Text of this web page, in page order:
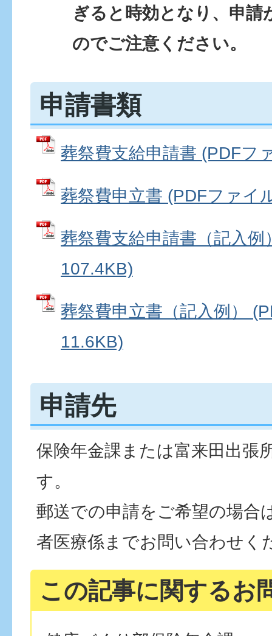
ぎると時効となり、申
のでご注意ください。
申請書類
葬祭費支給申請書 (PDFフ
葬祭費申立書 (PDFファイ
葬祭費支給申請書（記入
107.4KB)
葬祭費申立書（記入例）
11.6KB)
申請先
保険年金課または富来田出張
す。
郵送での申請をご希望の場合
者医療係までお問い合わせく
この記事に関するお